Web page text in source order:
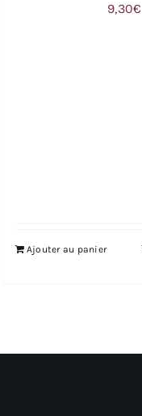
9,30€
Ajouter au panier